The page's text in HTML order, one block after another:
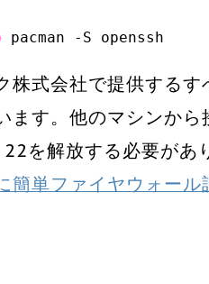
pacman -S openssh
株式会社で提供する
ます。他のマシンか
を解放する必要があ
簡単ファイヤウォール